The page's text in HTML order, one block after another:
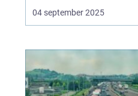
hjulene låse sig fast, og
bilen mister vejgrebet.
bilen skrider eller bliver
undgå dette...
04 september 2025